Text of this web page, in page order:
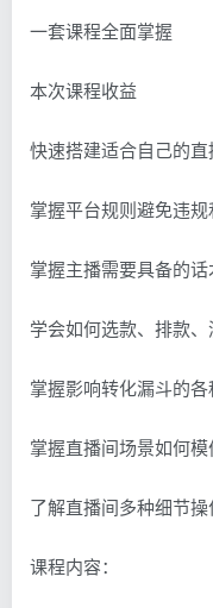
一套课程全面掌握
本次课程收益
快速搭建适合自己的直
掌握平台规则避免违
掌握主播需要具备的
学会如何选款、排款
掌握影响转化漏斗的
掌握直播间场景如何
了解直播间多种细节
课程内容：